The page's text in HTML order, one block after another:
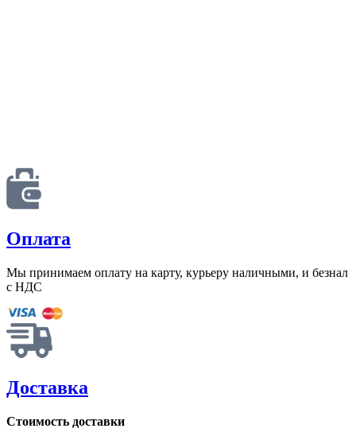
Оплата
Мы принимаем оплату на карту, курьеру наличными, и безнал
с НДС
Доставка
Стоимость доставки